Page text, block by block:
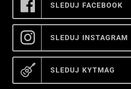
SLEDUJ FACEBOOK
SLEDUJ INSTAGRAM
SLEDUJ KYTMAG